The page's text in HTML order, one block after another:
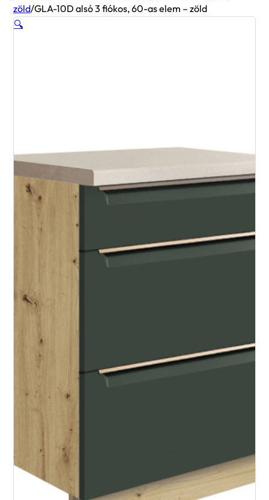
zöld/GLA-10D alsó 3 fiókos, 60-as elem – zöld
🔍